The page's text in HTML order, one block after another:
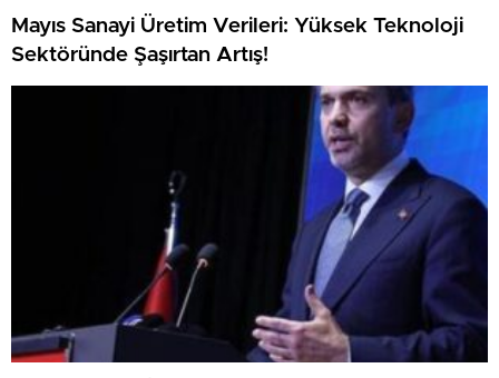
Mayıs Sanayi Üretim Verileri: Yüksek Teknoloji
Sektöründe Şaşırtan Artış!